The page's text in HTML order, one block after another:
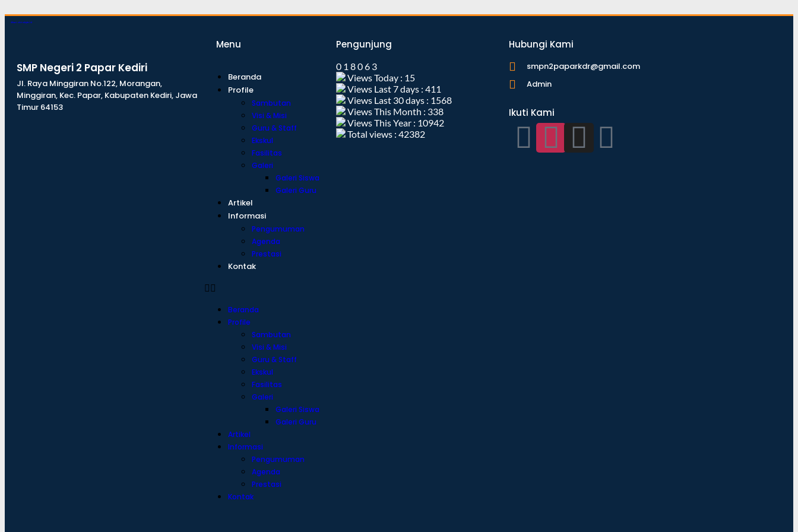
dibuat oleh rrdigital.id
SMP Negeri 2 Papar Kediri
Jl. Raya Minggiran No.122, Morangan,
Minggiran, Kec. Papar, Kabupaten Kediri, Jawa
Timur 64153
Menu
Beranda
Profile
Sambutan
Visi & Misi
Guru & Staff
Ekskul
Fasilitas
Galeri
Galeri Siswa
Galeri Guru
Artikel
Informasi
Pengumuman
Agenda
Prestasi
Kontak
Beranda
Profile
Sambutan
Visi & Misi
Guru & Staff
Ekskul
Fasilitas
Galeri
Galeri Siswa
Galeri Guru
Artikel
Informasi
Pengumuman
Agenda
Prestasi
Kontak
Pengunjung
0 1 806 3
Views Today : 15
Views Last 7 days : 411
Views Last 30 days : 1568
Views This Month : 338
Views This Year : 10942
Total views : 42382
Hubungi Kami
smpn2paparkdr@gmail.com
Admin
Ikuti Kami